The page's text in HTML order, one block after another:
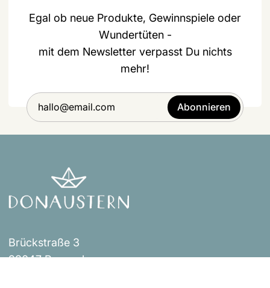
Egal ob neue Produkte, Gewinnspiele oder
Wundertüten -
mit dem Newsletter verpasst Du nichts
mehr!
Abonnieren
Brückstraße 3
93047 Regensburg